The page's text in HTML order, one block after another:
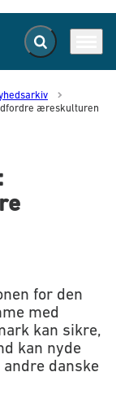
Fold søgefelt ud
æreskulturen
for den
med
kan sikre,
kan nyde
danske